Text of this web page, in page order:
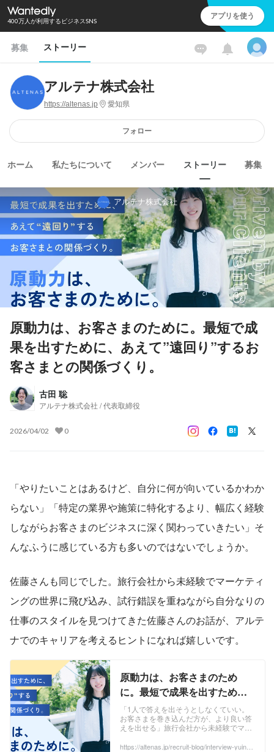
400万人が利用するビジネスSNS アプリを使う
募集 ストーリー
アルテナ株式会社
https://altenas.jp 愛知県
フォロー
ホーム 私たちについて メンバー ストーリー 募集
アルテナ株式会社
原動力は、お客さまのために。最短で成
果を出すために、あえて”遠回り”するお
客さまとの関係づくり。
古田 聡
アルテナ株式会社 / 代表取締役
2026/04/02 0
「やりたいことはあるけど、自分に何が向いているかわか
らない」「特定の業界や施策に特化するより、幅広く経験
しながらお客さまのビジネスに深く関わっていきたい」そ
んなふうに感じている方も多いのではないでしょうか。
佐藤さんも同じでした。旅行会社から未経験でマーケティ
ングの世界に飛び込み、試行錯誤を重ねながら自分なりの
仕事のスタイルを見つけてきた佐藤さんのお話が、アルテ
ナでのキャリアを考えるヒントになれば嬉しいです。
原動力は、お客さまのため
に。最短で成果を出すため
に、あえて"遠回り"するお客
さまとの関係づくり。
「1人で答えを出そうとしなくていい。
お客さまを巻き込んだ方が、より良い答
えを出せる」旅行会社から未経験でマー
奈さんが、試行錯誤の中でたどり着いた
https://altenas.jp/recruit-blog/interview-yuinas